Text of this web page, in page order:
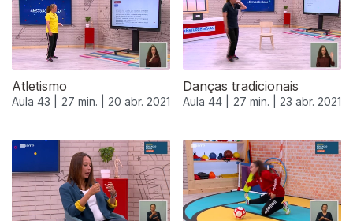
Atletismo
Aula 43 | 27 min. | 20 abr. 2021
Danças tradicionais
Aula 44 | 27 min. | 23 abr. 2021